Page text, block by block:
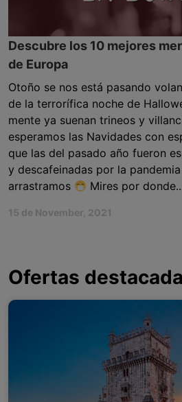
Descubre los 10 mejores
de Europa
Otoño se nos está pasando
de la terrorífica noche de
mente ya suenan trineos y
esperamos las Navidades con
que las del pasado año fueron
y descafeinadas por la
arrastramos
Mires por
15 de November, 2021
Ofertas